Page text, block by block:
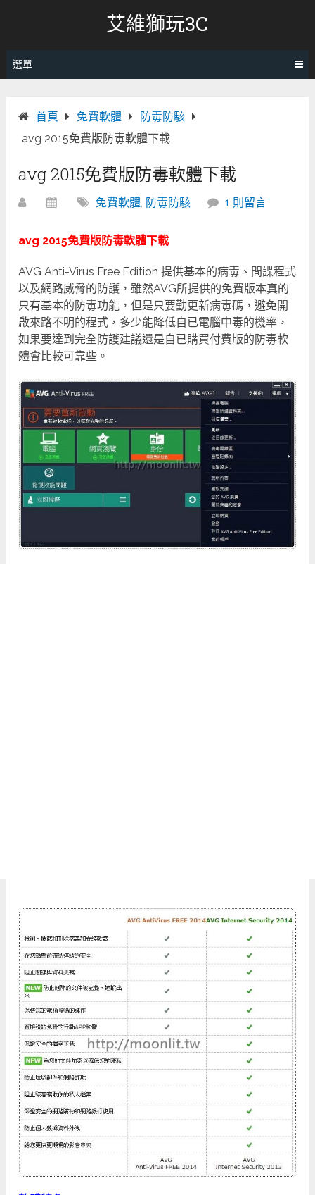
艾維獅玩3C
選單
首頁 免費軟體
防毒防駭
avg 2015免費版防毒軟體下載
avg 2015免費版防毒軟體下載
免費軟體, 防毒防駭 1 則留言
avg 2015免費版防毒軟體下載
AVG Anti-Virus Free Edition 提供基本的病毒、間諜程式
以及網路威脅的防護，雖然AVG所提供的免費版本真的
只有基本的防毒功能，但是只要勤更新病毒碼，避免開
啟來路不明的程式，多少能降低自已電腦中毒的機率，
如果要達到完全防護建議還是自已購買付費版的防毒軟
體會比較可靠些。